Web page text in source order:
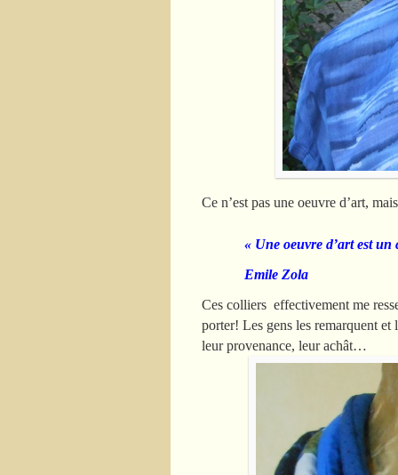
Ce n’est pas une oeuvre d’art,
« Une oeuvre d’art est
Emile Zola
Ces colliers effectivement me
porter! Les gens les remarquent et
leur provenance, leur achât…